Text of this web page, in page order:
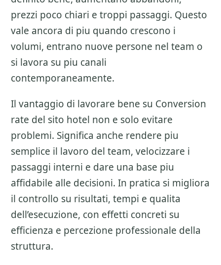
prezzi poco chiari e troppi passaggi. Questo
vale ancora di piu quando crescono i
volumi, entrano nuove persone nel team o
si lavora su piu canali
contemporaneamente.
Il vantaggio di lavorare bene su Conversion
rate del sito hotel non e solo evitare
problemi. Significa anche rendere piu
semplice il lavoro del team, velocizzare i
passaggi interni e dare una base piu
affidabile alle decisioni. In pratica si migliora
il controllo su risultati, tempi e qualita
dell’esecuzione, con effetti concreti su
efficienza e percezione professionale della
struttura.